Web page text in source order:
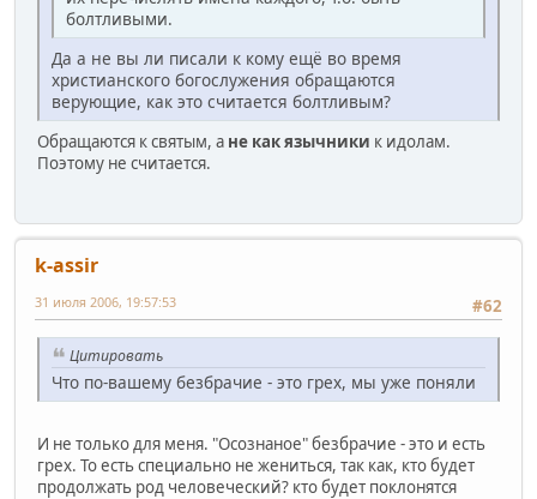
болтливыми.
Да а не вы ли писали к кому ещё во время
христианского богослужения обращаются
верующие, как это считается болтливым?
Обращаются к святым, а не как язычники к идолам.
Поэтому не считается.
k-assir
#62
31 июля 2006, 19:57:53
Цитировать
Что по-вашему безбрачие - это грех, мы уже поняли
И не только для меня. "Осознаное" безбрачие - это и есть
грех. То есть специально не жениться, так как, кто будет
продолжать род человеческий? кто будет поклонятся